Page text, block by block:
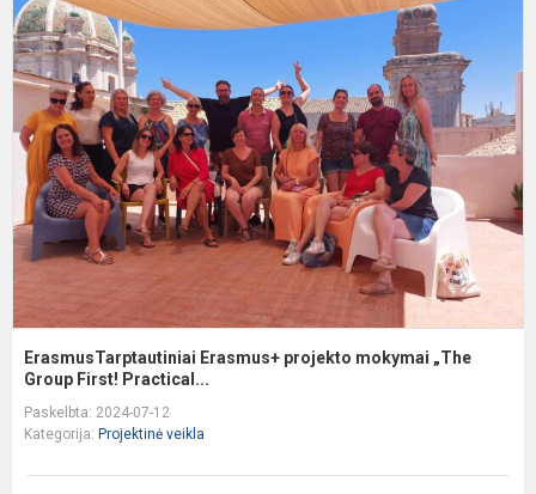
ErasmusTarptautiniai Erasmus+ projekto mokymai „The
Group First! Practical...
Paskelbta: 2024-07-12
Kategorija: Projektinė veikla